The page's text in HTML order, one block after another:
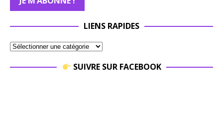
LIENS RAPIDES
SUIVRE SUR FACEBOOK